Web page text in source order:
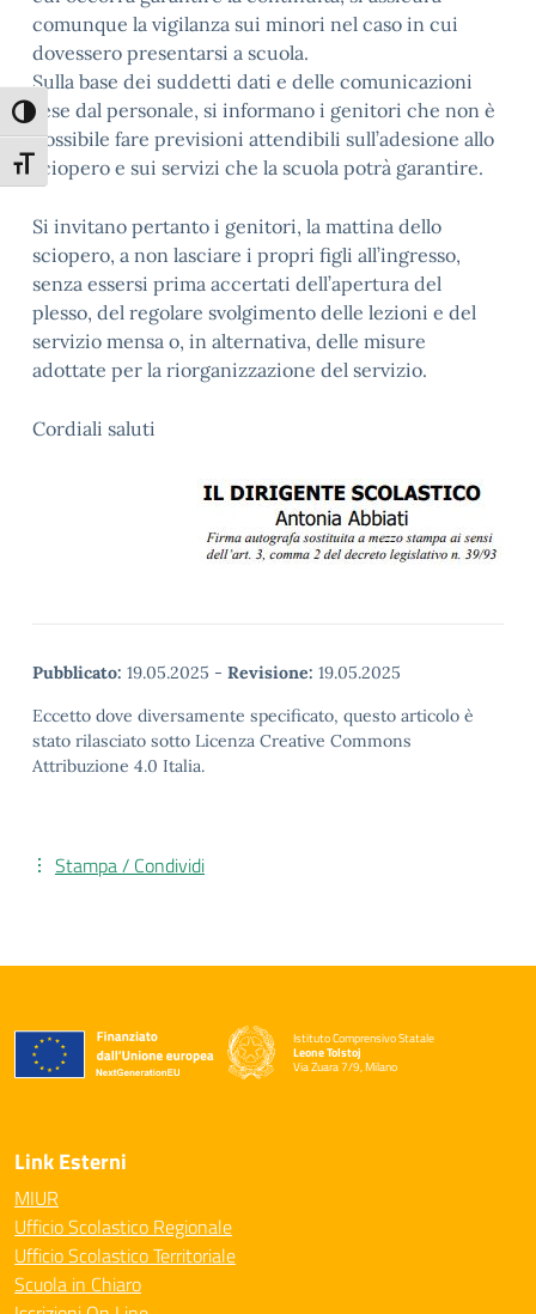
Attiva/disattiva alto contrasto
Attiva/disattiva dimensione testo
comunque la vigilanza sui minori nel caso in cui
dovessero presentarsi a scuola.
Sulla base dei suddetti dati e delle comunicazioni
rese dal personale, si informano i genitori che non è
possibile fare previsioni attendibili sull’adesione allo
sciopero e sui servizi che la scuola potrà garantire.
Si invitano pertanto i genitori, la mattina dello
sciopero, a non lasciare i propri figli all’ingresso,
senza essersi prima accertati dell’apertura del
plesso, del regolare svolgimento delle lezioni e del
servizio mensa o, in alternativa, delle misure
adottate per la riorganizzazione del servizio.
Cordiali saluti
Pubblicato: 19.05.2025 - Revisione: 19.05.2025
Eccetto dove diversamente specificato, questo articolo è
stato rilasciato sotto Licenza Creative Commons
Attribuzione 4.0 Italia.
Stampa / Condividi
Istituto Comprensivo Statale
Leone Tolstoj
Via Zuara 7/9, Milano
— Visita la pagina iniziale della scuola
Link Esterni
MIUR
Ufficio Scolastico Regionale
Ufficio Scolastico Territoriale
Scuola in Chiaro